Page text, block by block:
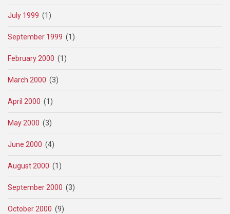
July 1999 (1)
September 1999 (1)
February 2000 (1)
March 2000 (3)
April 2000 (1)
May 2000 (3)
June 2000 (4)
August 2000 (1)
September 2000 (3)
October 2000 (9)